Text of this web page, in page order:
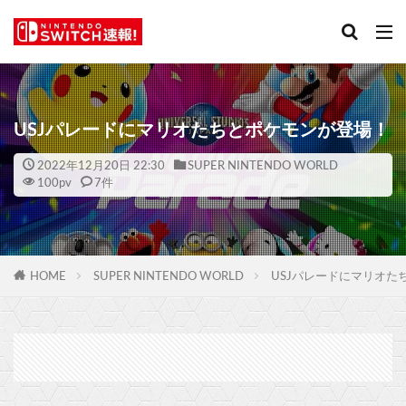
USJパレードにマリオたちとポケモンが登場！
2022年12月20日 22:30
SUPER NINTENDO WORLD
100pv 7件
HOME SUPER NINTENDO WORLD USJパレードにマリオた